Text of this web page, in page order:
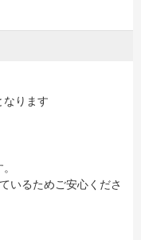
なります
いるためご安心くださ